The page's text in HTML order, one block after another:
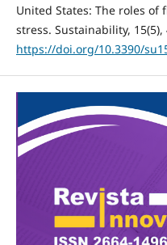
United States: The roles
stress. Sustainability, 15(5),
https://doi.org/10.3390/